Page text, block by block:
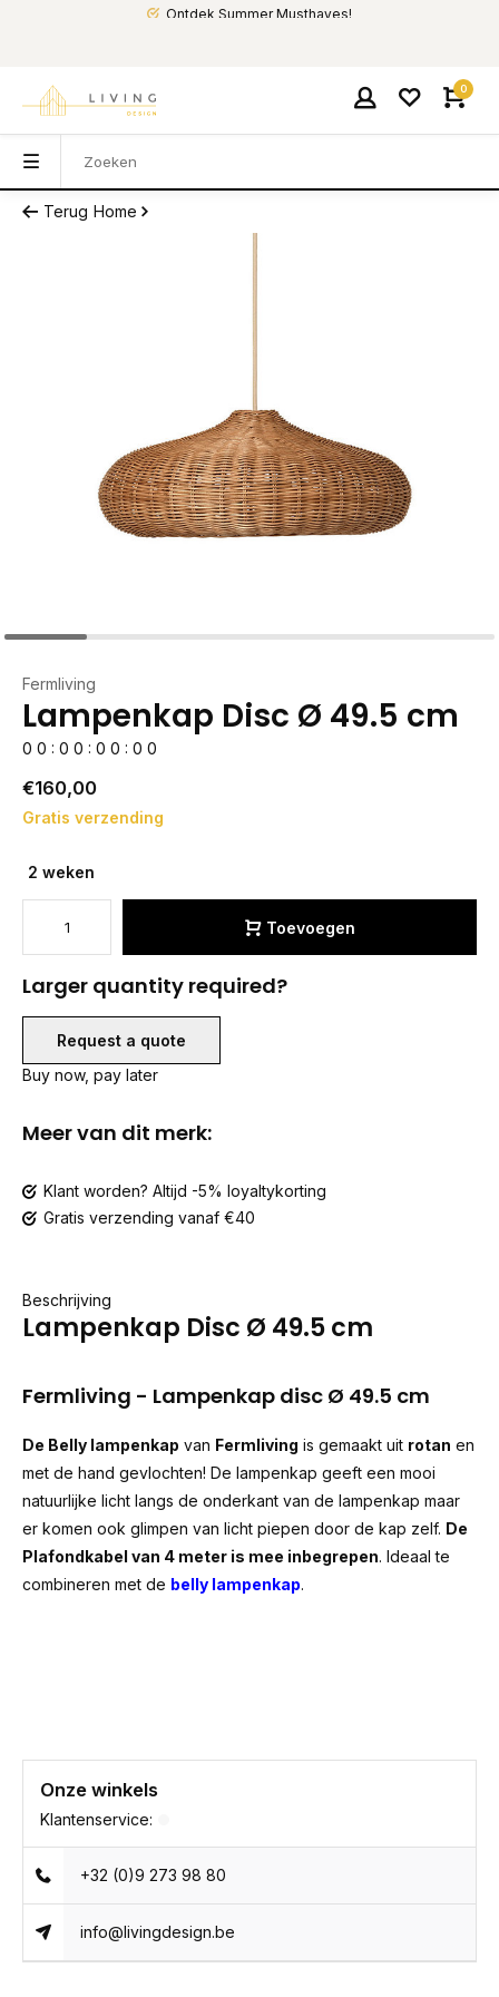
Ontdek Summer Musthaves!
0
Terug Home
Fermliving
Lampenkap Disc Ø 49.5 cm
0 0 : 0 0 : 0 0 : 0 0
€160,00
Gratis verzending
2 weken
Toevoegen
Larger quantity required?
Request a quote
Buy now, pay later
Meer van dit merk:
Klant worden? Altijd -5% loyaltykorting
Gratis verzending vanaf €40
Beschrijving
Lampenkap Disc Ø 49.5 cm
Fermliving - Lampenkap disc Ø 49.5 cm
De Belly lampenkap van Fermliving is gemaakt uit rotan en
met de hand gevlochten! De lampenkap geeft een mooi
natuurlijke licht langs de onderkant van de lampenkap maar
er komen ook glimpen van licht piepen door de kap zelf. De
Plafondkabel van 4 meter is mee inbegrepen. Ideaal te
combineren met de belly lampenkap.
Onze winkels
Klantenservice:
+32 (0)9 273 98 80
info@livingdesign.be